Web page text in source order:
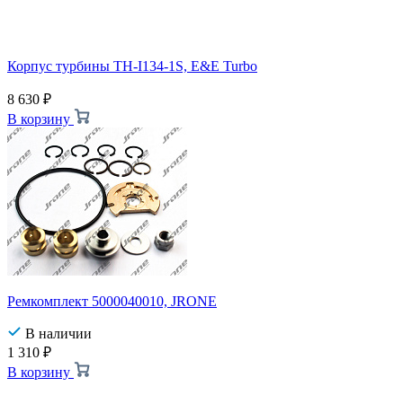
Корпус турбины TH-I134-1S, E&E Turbo
8 630 ₽
В корзину
Ремкомплект 5000040010, JRONE
В наличии
1 310 ₽
В корзину